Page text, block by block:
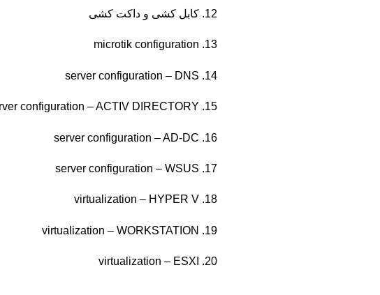
12. کابل کشی و داکت کشی
13. microtik configuration
14. server configuration – DNS
15. server configuration – ACTIV DIRECTORY
16. server configuration – AD-DC
17. server configuration – WSUS
18. virtualization – HYPER V
19. virtualization – WORKSTATION
20. virtualization – ESXI